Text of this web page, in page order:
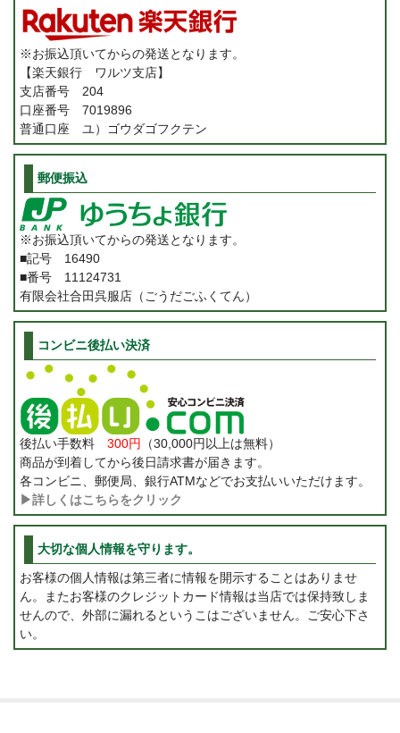
※お振込頂いてからの発送となります。
【楽天銀行 ワルツ支店】
支店番号 204
口座番号 7019896
普通口座 ユ）ゴウダゴフクテン
郵便振込
※お振込頂いてからの発送となります。
■記号 16490
■番号 11124731
有限会社合田呉服店（ごうだごふくてん）
コンビニ後払い決済
後払い手数料 300円
（30,000円以上は無料）
商品が到着してから後日請求書が届きます。
各コンビニ、郵便局、銀行ATMなどでお支払いいただけます。
▶詳しくはこちらをクリック
大切な個人情報を守ります。
お客様の個人情報は第三者に情報を開示することはありませ
ん。またお客様のクレジットカード情報は当店では保持致しま
せんので、外部に漏れるというこはございません。ご安心下さ
い。